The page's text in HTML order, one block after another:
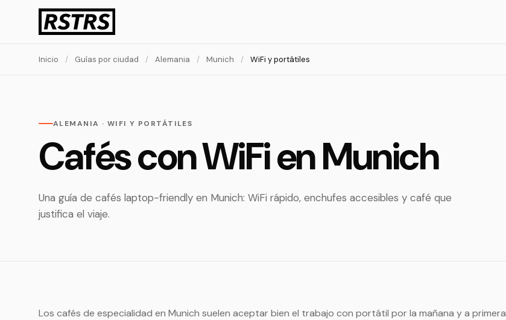
Inicio / Guías por ciudad / Alemania / Munich / WiFi y portátiles
ALEMANIA · WIFI Y PORTÁTILES
Cafés con WiFi en Munich
Una guía de cafés laptop-friendly en Munich: WiFi rápido, enchufes accesibles y café que
justifica el viaje.
Los cafés de especialidad en Munich suelen aceptar bien el trabajo con portátil por la mañana y a primera